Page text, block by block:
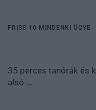
FRISS 10 MINDENKI ÜGYE
35 perces tanórák és
alsó ...